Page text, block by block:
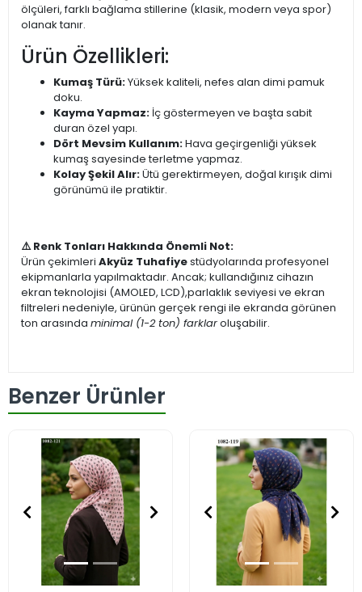
ölçüleri, farklı bağlama stillerine (klasik, modern veya spor)
olanak tanır.
Ürün Özellikleri:
Kumaş Türü:Yüksek kaliteli, nefes alan dimi pamuk
doku.
Kayma Yapmaz: İç göstermeyen ve başta sabit
duran özel yapı.
Dört Mevsim Kullanım:Hava geçirgenliği yüksek
kumaş sayesinde terletme yapmaz.
Kolay Şekil Alır:Ütü gerektirmeyen, doğal kırışık dimi
görünümü ile pratiktir.
⚠️ Renk Tonları Hakkında Önemli Not:
Ürün çekimleri Akyüz Tuhafiyestüdyolarında profesyonel
ekipmanlarla yapılmaktadır. Ancak; kullandığınız cihazın
ekran teknolojisi (AMOLED, LCD),parlaklık seviyesi ve ekran
filtreleri nedeniyle, ürünün gerçek rengi ile ekranda görünen
ton arasında minimal (1-2 ton) farklaroluşabilir.
Benzer Ürünler